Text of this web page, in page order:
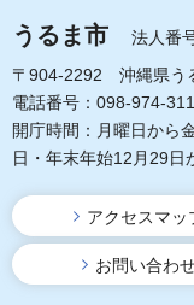
うるま市
法人番
〒904-2292 沖縄県う
電話番号：098-974-
開庁時間：月曜日から
日・年末年始12月29日
アクセスマッ
お問い合わ